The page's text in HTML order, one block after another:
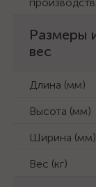
Размеры
вес
Длина (мм)
Высота (мм)
Ширина (мм)
Вес (кг)